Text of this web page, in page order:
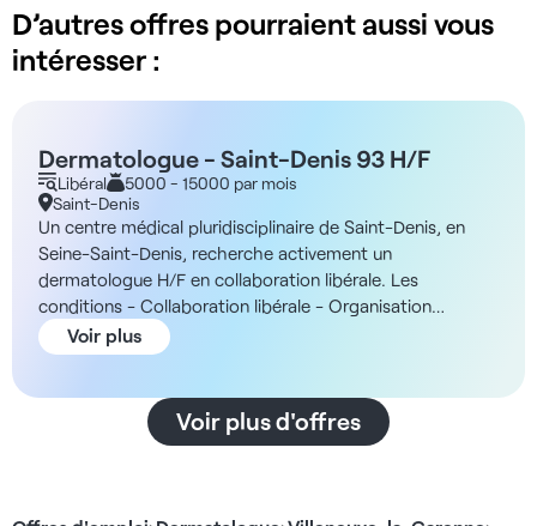
D’autres offres pourraient aussi vous
intéresser :
Dermatologue - Saint-Denis 93 H/F
Libéral
5000 - 15000 par mois
Saint-Denis
Un centre médical pluridisciplinaire de Saint-Denis, en
Seine-Saint-Denis, recherche activement un
dermatologue H/F en collaboration libérale. Les
conditions - Collaboration libérale - Organisation
adaptée à vos disponibilités - Du lundi au vendredi de
8h00 à 00h00 - Les week-ends de 8h30 à 17h00 La
pluridisciplinaire de nouvelle génération s'étend sur 400
m² entièrement dédiés à une offre de soins complète et
médecine de la femme. Les espaces ont été pensés pour
Voir plus
Voir plus d'offres